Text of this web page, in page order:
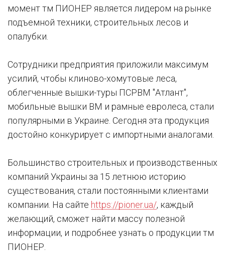
момент тм ПИОНЕР является лидером на рынке
подъемной техники, строительных лесов и
опалубки.
Сотрудники предприятия приложили максимум
усилий, чтобы клиново-хомутовые леса,
облегченные вышки-туры ПСРВМ "Атлант",
мобильные вышки ВМ и рамные евролеса, стали
популярными в Украине. Сегодня эта продукция
достойно конкурирует с импортными аналогами.
Большинство строительных и производственных
компаний Украины за 15 летнюю историю
существования, стали постоянными клиентами
компании. На сайте https://pioner.ua/, каждый
желающий, сможет найти массу полезной
информации, и подробнее узнать о продукции тм
ПИОНЕР.